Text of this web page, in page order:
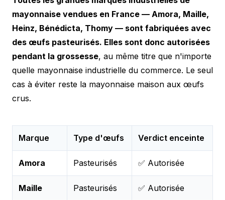
mayonnaise vendues en France — Amora, Maille,
Heinz, Bénédicta, Thomy — sont fabriquées avec
des œufs pasteurisés. Elles sont donc autorisées
pendant la grossesse, au même titre que n'importe
quelle mayonnaise industrielle du commerce. Le seul
cas à éviter reste la mayonnaise maison aux œufs
crus.
Marque Type d'œufs Verdict enceinte
Amora Pasteurisés ✅ Autorisée
Maille Pasteurisés ✅ Autorisée